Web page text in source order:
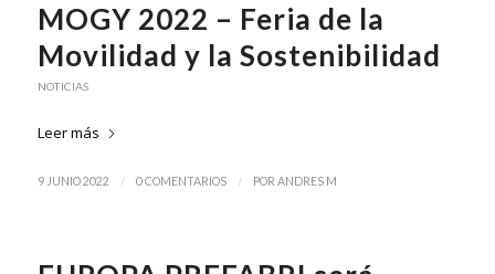
MOGY 2022 – Feria de la
Movilidad y la Sostenibilidad
NOTICIAS
Leer más
9 JUNIO 2022 / 0 COMENTARIOS / POR ANDRES M